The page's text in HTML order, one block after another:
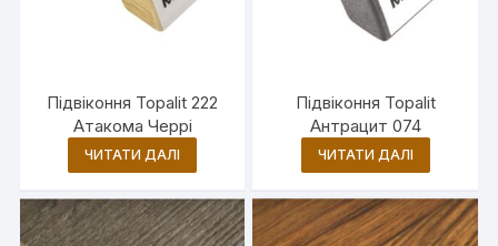
Підвіконня Topalit 222
Атакома Черрі
ЧИТАТИ ДАЛІ
Підвіконня Topalit
Антрацит 074
ЧИТАТИ ДАЛІ